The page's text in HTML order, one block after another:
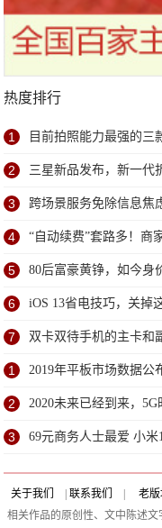
热度排行
1 目前拍照能力最强的三
面子
2 三星新品发布，新一代
3 跨场景服务免除信息焦
4 “自动续费”套路多！商
松避免
5 80后富豪黄铮，如今身
6 iOS 13省电技巧，关掉
7 双卡双待手机的主卡和
别
1 2019年平板市场数据公
2 2020未来已经到来，
3 69元商务人士最爱 小
关于我们 联系我们 老版
相关作品的原创性、文中陈述